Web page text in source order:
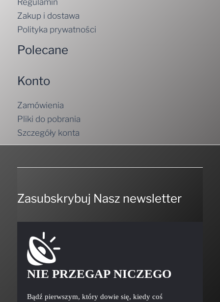
Zakup i dostawa
Polityka prywatności
Polecane
Konto
Zamówienia
Pliki do pobrania
Szczegóły konta
Zasubskrybuj Nasz newsletter
NIE PRZEGAP NICZEGO
Bądź pierwszym, który dowie się, kiedy coś